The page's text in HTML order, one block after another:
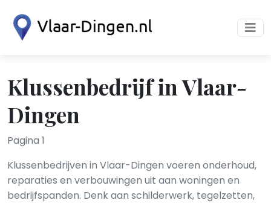
Klussenbedrijf in Vlaar-
Dingen
Pagina 1
Klussenbedrijven in Vlaar-Dingen voeren onderhoud,
reparaties en verbouwingen uit aan woningen en
bedrijfspanden. Denk aan schilderwerk, tegelzetten,